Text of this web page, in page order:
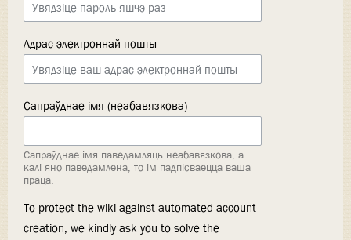
Адрас электроннай пошты
Сапраўднае імя (неабавязкова)
Сапраўднае імя паведамляць неабавязкова, а
калі яно паведамлена, то ім падпісваецца ваша
праца.
To protect the wiki against automated account
creation, we kindly ask you to solve the